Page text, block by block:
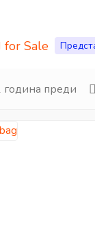
for Sale
година преди